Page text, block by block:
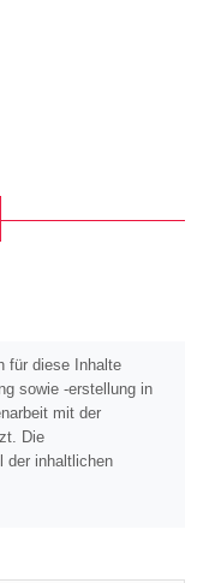
für diese Inhalte
sowie -erstellung in
mit der
Die
der inhaltlichen